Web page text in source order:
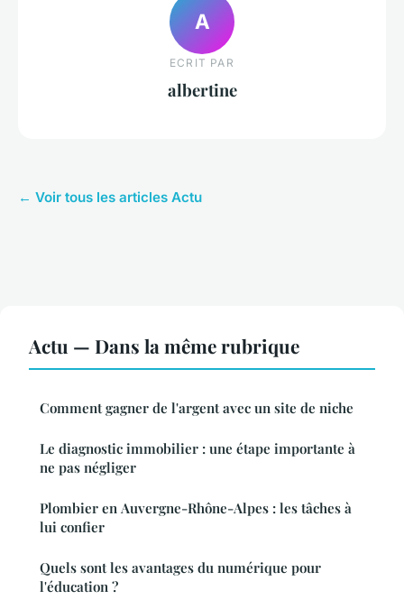
A
ECRIT PAR
albertine
← Voir tous les articles Actu
Actu — Dans la même rubrique
Comment gagner de l'argent avec un site de niche
Le diagnostic immobilier : une étape importante à
ne pas négliger
Plombier en Auvergne-Rhône-Alpes : les tâches à
lui confier
Quels sont les avantages du numérique pour
l'éducation ?